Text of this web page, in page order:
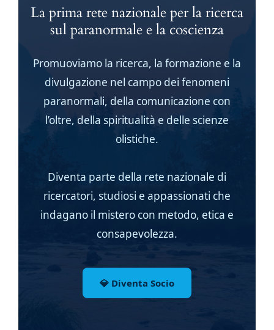
La prima rete nazionale per la ricerca
sul paranormale e la coscienza
Promuoviamo la ricerca, la formazione e la
divulgazione nel campo dei fenomeni
paranormali, della comunicazione con
l’oltre, della spiritualità e delle scienze
olistiche.
Diventa parte della rete nazionale di
ricercatori, studiosi e appassionati che
indagano il mistero con metodo, etica e
consapevolezza.
💎 Diventa Socio